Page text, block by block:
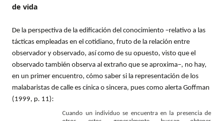
de vida
De la perspectiva de la edificación del conocimiento –relativo a las
tácticas empleadas en el cotidiano, fruto de la relación entre
observador y observado, así como de su opuesto, visto que el
observado también observa al extraño que se aproxima–, no hay,
en un primer encuentro, cómo saber si la representación de los
malabaristas de calle es cínica o sincera, pues como alerta Goffman
(1999, p. 11):
Cuando un individuo se encuentra en la presencia de